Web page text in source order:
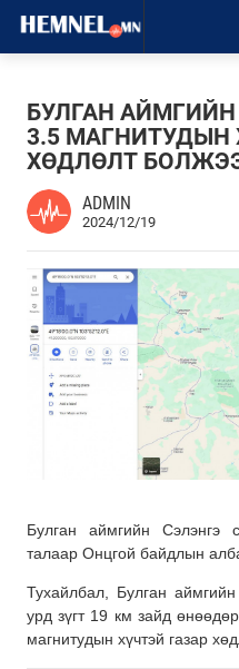
БУЛГАН
3.5 МАГНИТУДЫН
ХӨДЛӨЛТ
ADMIN
2024/12/19
Булган аймгийн Сэлэнгэ
талаар Онцгой байдлын
Тухайлбал, Булган
урд зүгт 19 км зайд
магнитудын хүчтэй газар